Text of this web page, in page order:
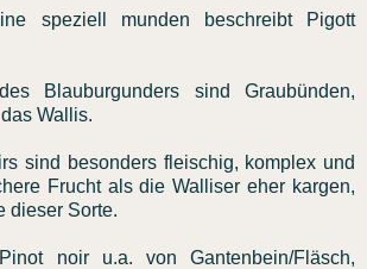
speziell munden beschreibt Pigott
Blauburgunders sind Graubünden,
Wallis.
sind besonders fleischig, komplex und
Frucht als die Walliser eher kargen,
dieser Sorte.
noir u.a. von Gantenbein/Fläsch,